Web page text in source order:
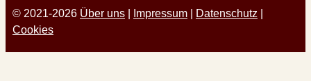
© 2021-2026 Über uns Impressum Datenschutz
Cookies